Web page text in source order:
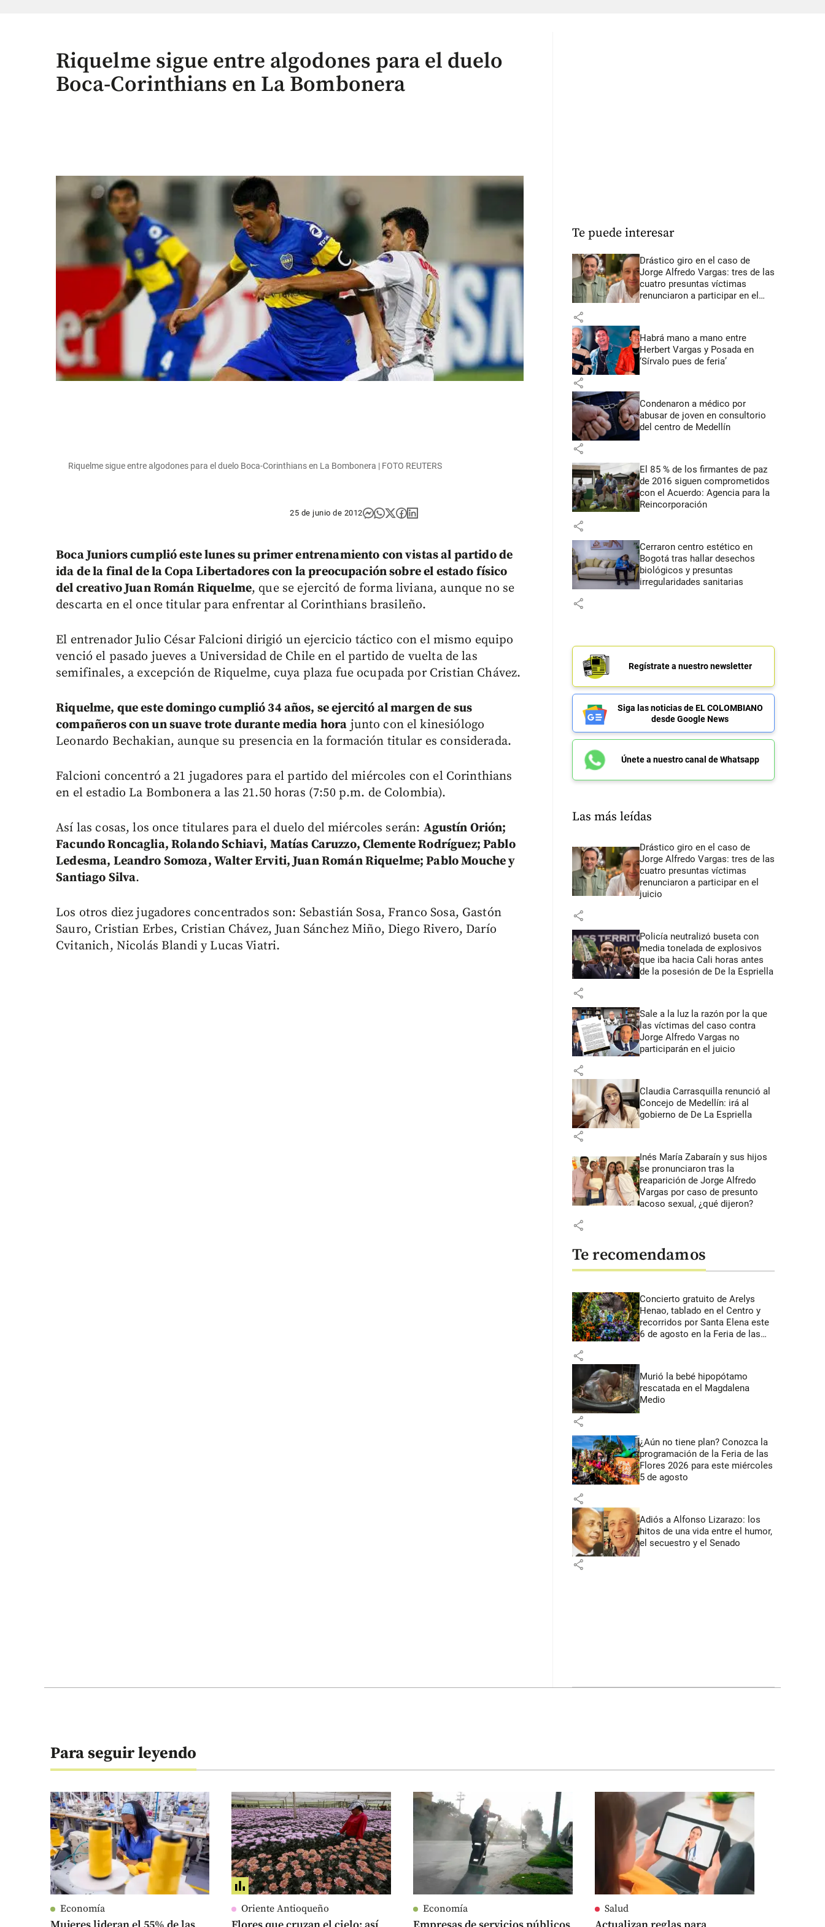
Riquelme sigue entre algodones para el duelo
Boca-Corinthians en La Bombonera
Riquelme sigue entre algodones para el duelo Boca-Corinthians en La Bombonera | FOTO REUTERS
25 de junio de 2012
Boca Juniors cumplió este lunes su primer entrenamiento con vistas al partido de
ida de la final de la Copa Libertadores con la preocupación sobre el estado físico
del creativo Juan Román Riquelme, que se ejercitó de forma liviana, aunque no se
descarta en el once titular para enfrentar al Corinthians brasileño.
El entrenador Julio César Falcioni dirigió un ejercicio táctico con el mismo equipo
venció el pasado jueves a Universidad de Chile en el partido de vuelta de las
semifinales, a excepción de Riquelme, cuya plaza fue ocupada por Cristian Chávez.
Riquelme, que este domingo cumplió 34 años, se ejercitó al margen de sus
compañeros con un suave trote durante media hora junto con el kinesiólogo
Leonardo Bechakian, aunque su presencia en la formación titular es considerada.
Falcioni concentró a 21 jugadores para el partido del miércoles con el Corinthians
en el estadio La Bombonera a las 21.50 horas (7:50 p.m. de Colombia).
Así las cosas, los once titulares para el duelo del miércoles serán: Agustín Orión;
Facundo Roncaglia, Rolando Schiavi, Matías Caruzzo, Clemente Rodríguez; Pablo
Ledesma, Leandro Somoza, Walter Erviti, Juan Román Riquelme; Pablo Mouche y
Santiago Silva.
Los otros diez jugadores concentrados son: Sebastián Sosa, Franco Sosa, Gastón
Sauro, Cristian Erbes, Cristian Chávez, Juan Sánchez Miño, Diego Rivero, Darío
Cvitanich, Nicolás Blandi y Lucas Viatri.
Te puede interesar
Drástico giro en el caso de
Jorge Alfredo Vargas: tres de las
cuatro presuntas víctimas
renunciaron a participar en el
share
Habrá mano a mano entre
Herbert Vargas y Posada en
‘Sírvalo pues de feria’
share
Condenaron a médico por
abusar de joven en consultorio
del centro de Medellín
share
El 85 % de los firmantes de paz
de 2016 siguen comprometidos
con el Acuerdo: Agencia para la
Reincorporación
share
Cerraron centro estético en
Bogotá tras hallar desechos
biológicos y presuntas
irregularidades sanitarias
share
Regístrate a nuestro newsletter
Siga las noticias de EL COLOMBIANO
desde Google News
Únete a nuestro canal de Whatsapp
Las más leídas
Drástico giro en el caso de
Jorge Alfredo Vargas: tres de las
cuatro presuntas víctimas
renunciaron a participar en el
juicio
share
Policía neutralizó buseta con
media tonelada de explosivos
que iba hacia Cali horas antes
de la posesión de De la Espriella
share
Sale a la luz la razón por la que
las víctimas del caso contra
Jorge Alfredo Vargas no
participarán en el juicio
share
Claudia Carrasquilla renunció al
Concejo de Medellín: irá al
gobierno de De La Espriella
share
Inés María Zabaraín y sus hijos
se pronunciaron tras la
reaparición de Jorge Alfredo
Vargas por caso de presunto
acoso sexual, ¿qué dijeron?
share
Te recomendamos
Concierto gratuito de Arelys
Henao, tablado en el Centro y
recorridos por Santa Elena este
6 de agosto en la Feria de las
share
Murió la bebé hipopótamo
rescatada en el Magdalena
Medio
share
¿Aún no tiene plan? Conozca la
programación de la Feria de las
Flores 2026 para este miércoles
5 de agosto
share
Adiós a Alfonso Lizarazo: los
hitos de una vida entre el humor,
el secuestro y el Senado
share
Para seguir leyendo
Economía Oriente Antioqueño Economía Salud